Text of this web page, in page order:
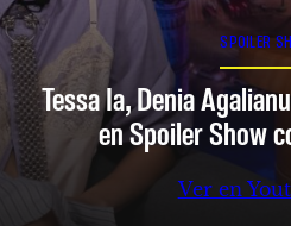
SPOILER
Tessa Ia, Denia
en Spoiler Show
Ver en